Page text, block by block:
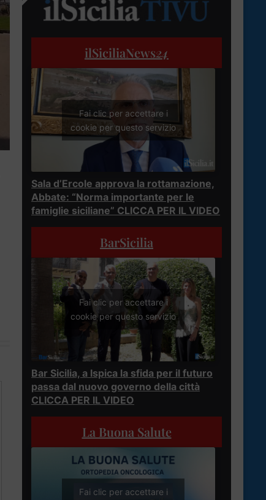
ilSiciliaNews24
Fai clic per accettare i
cookie per questo servizio
Sala d’Ercole approva la rottamazione,
Abbate: “Norma importante per le
famiglie siciliane” CLICCA PER IL VIDEO
BarSicilia
Fai clic per accettare i
cookie per questo servizio
Bar Sicilia, a Ispica la sfida per il futuro
passa dal nuovo governo della città
CLICCA PER IL VIDEO
La Buona Salute
Fai clic per accettare i